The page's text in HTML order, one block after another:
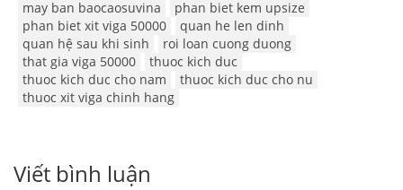
may ban baocaosuvina
phan biet kem upsize
phan biet xit viga 50000
quan he len dinh
quan hệ sau khi sinh
roi loan cuong duong
that gia viga 50000
thuoc kich duc
thuoc kich duc cho nam
thuoc kich duc cho nu
thuoc xit viga chinh hang
Viết bình luận